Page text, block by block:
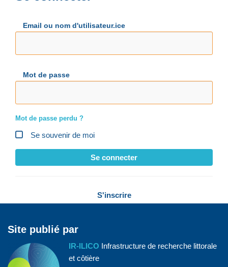
Email ou nom d'utilisateur.ice
Mot de passe
Mot de passe perdu ?
Se souvenir de moi
Se connecter
S'inscrire
Site publié par
IR-ILICO Infrastructure de recherche littorale
et côtière